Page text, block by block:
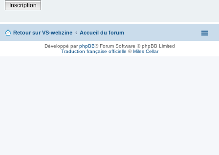
Inscription
Retour sur VS-webzine Accueil du forum
Développé parphpBB® Forum Software © phpBB Limited
Traduction française officielle ©Miles Cellar